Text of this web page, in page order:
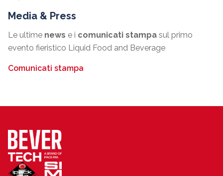
Media & Press
Le ultime news e i comunicati stampa sul primo
evento fieristico Liquid Food and Beverage
Comunicati stampa